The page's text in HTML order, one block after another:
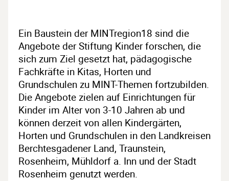
Ein Baustein der MINTregion18 sind die
Angebote der Stiftung Kinder forschen, die
sich zum Ziel gesetzt hat, pädagogische
Fachkräfte in Kitas, Horten und
Grundschulen zu MINT-Themen fortzubilden.
Die Angebote zielen auf Einrichtungen für
Kinder im Alter von 3-10 Jahren ab und
können derzeit von allen Kindergärten,
Horten und Grundschulen in den Landkreisen
Berchtesgadener Land, Traunstein,
Rosenheim, Mühldorf a. Inn und der Stadt
Rosenheim genutzt werden.